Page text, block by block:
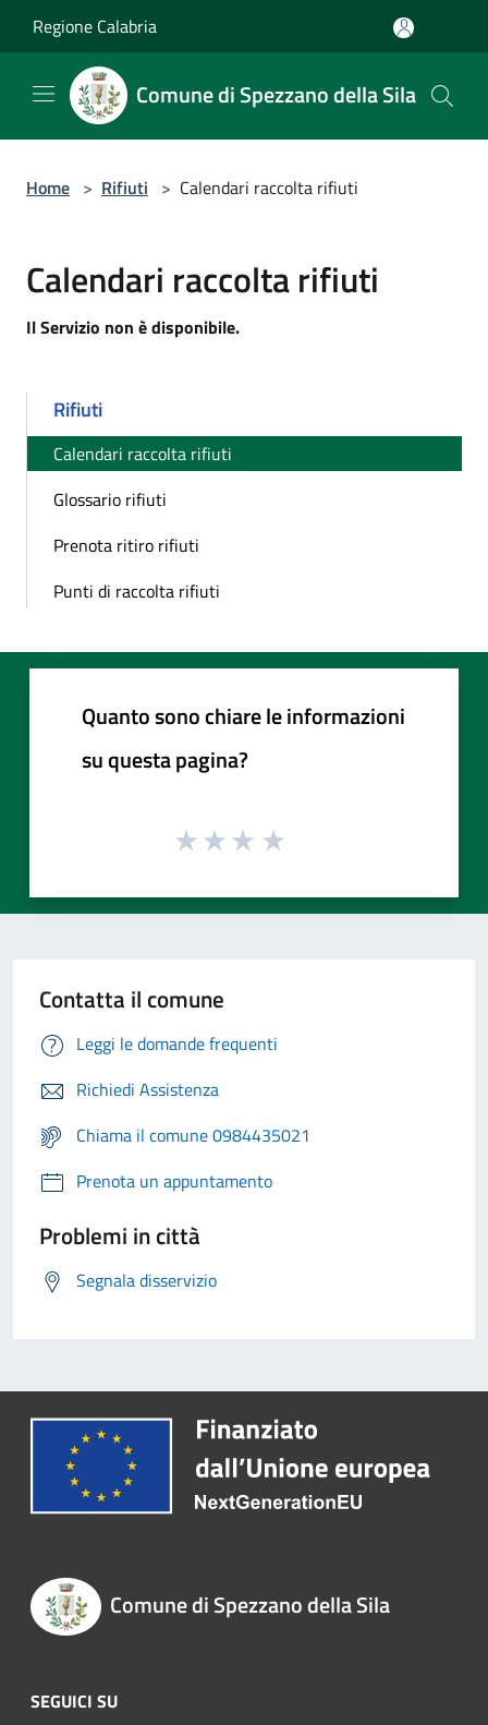
Regione Calabria
Comune di Spezzano della Sila
Home > Rifiuti > Calendari raccolta rifiuti
Calendari raccolta rifiuti
Il Servizio non è disponibile.
Rifiuti
Calendari raccolta rifiuti
Glossario rifiuti
Prenota ritiro rifiuti
Punti di raccolta rifiuti
Quanto sono chiare le informazioni
su questa pagina?
Contatta il comune
Leggi le domande frequenti
Richiedi Assistenza
Chiama il comune 0984435021
Prenota un appuntamento
Problemi in città
Segnala disservizio
Comune di Spezzano della Sila
SEGUICI SU